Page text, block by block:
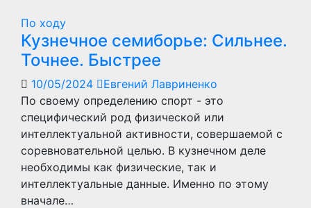
По ходу
Кузнечное семиборье: Сильнее.
Точнее. Быстрее
10/05/2024
Евгений Лавриненко
По своему определению спорт - это
специфический род физической или
интеллектуальной активности, совершаемой с
соревновательной целью. В кузнечном деле
необходимы как физические, так и
интеллектуальные данные. Именно по этому
вначале…